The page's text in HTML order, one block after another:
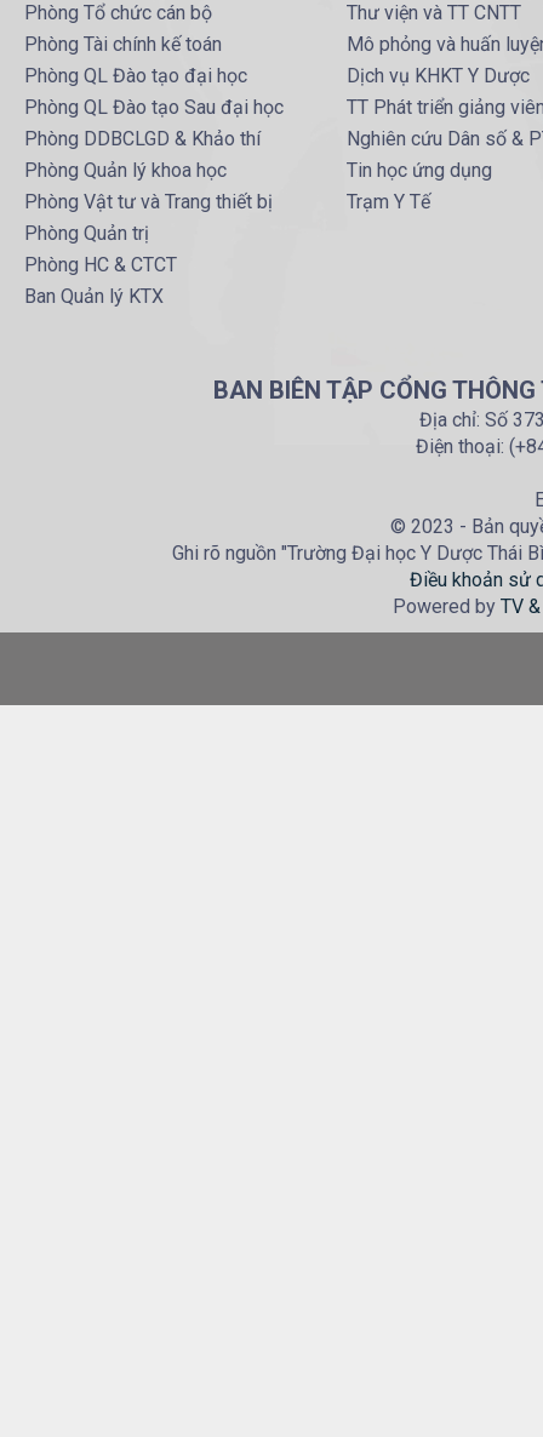
Phòng Tổ chức cán bộ
Phòng Tài chính kế toán
Phòng QL Đào tạo đại học
Phòng QL Đào tạo Sau đại học
Phòng DDBCLGD & Khảo thí
Phòng Quản lý khoa học
Phòng Vật tư và Trang thiết bị
Phòng Quản trị
Phòng HC & CTCT
Ban Quản lý KTX
Thư viện và TT CNTT
Mô phỏng và huấn
Dịch vụ KHKT Y Dược
TT Phát triển giảng
Nghiên cứu Dân số &
Tin học ứng dụng
Trạm Y Tế
BAN BIÊN TẬP CỔNG
Địa chỉ: Số
Điện thoại:
© 2023 - Bản
Ghi rõ nguồn "Trường Đại học Y Dược Thái
Điều khoản sử
Powered by TV